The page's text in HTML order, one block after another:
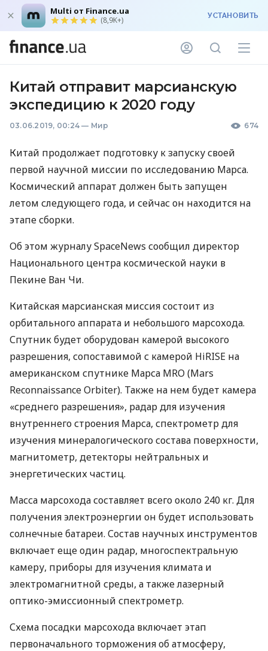
Multi от Finance.ua
(8,9K+) УСТАНОВИТЬ
Китай отправит марсианскую
экспедицию к 2020 году
03.06.2019, 00:24 — Мир 674
Китай продолжает подготовку к запуску своей
первой научной миссии по исследованию Марса.
Космический аппарат должен быть запущен
летом следующего года, и сейчас он находится на
этапе сборки.
Об этом журналу SpaceNews сообщил директор
Национального центра космической науки в
Пекине Ван Чи.
Китайская марсианская миссия состоит из
орбитального аппарата и небольшого марсохода.
Спутник будет оборудован камерой высокого
разрешения, сопоставимой с камерой HiRISE на
американском спутнике Марса MRO (Mars
Reconnaissance Orbiter). Также на нем будет камера
«среднего разрешения», радар для изучения
внутреннего строения Марса, спектрометр для
изучения минералогического состава поверхности,
магнитометр, детекторы нейтральных и
энергетических частиц.
Масса марсохода составляет всего около 240 кг. Для
получения электроэнергии он будет использовать
солнечные батареи. Состав научных инструментов
включает еще один радар, многоспектральную
камеру, приборы для изучения климата и
электромагнитной среды, а также лазерный
оптико-эмиссионный спектрометр.
Схема посадки марсохода включает этап
первоначального торможения об атмосферу,